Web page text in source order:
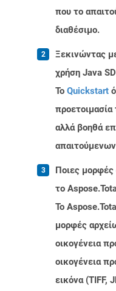
που το
διαθέσιμο.
Ξεκινώντας
χρήση Java
Το Quickstart
αλλά βοηθά
Ποιες μορφές
το
Το
μορφές
οικογένεια
οικογένεια
εικόνα (TIFF,